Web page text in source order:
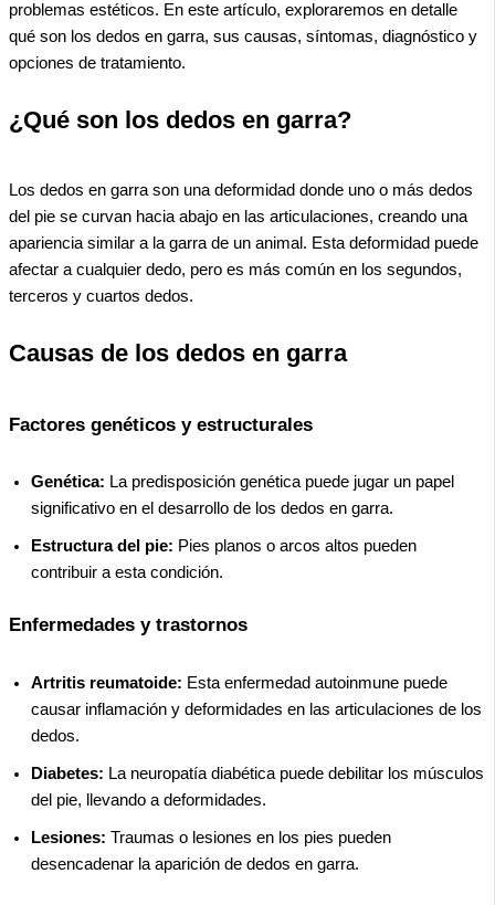
problemas estéticos. En este artículo, exploraremos en detalle
qué son los dedos en garra, sus causas, síntomas, diagnóstico y
opciones de tratamiento.
¿Qué son los dedos en garra?
Los dedos en garra son una deformidad donde uno o más dedos
del pie se curvan hacia abajo en las articulaciones, creando una
apariencia similar a la garra de un animal. Esta deformidad puede
afectar a cualquier dedo, pero es más común en los segundos,
terceros y cuartos dedos.
Causas de los dedos en garra
Factores genéticos y estructurales
Genética: La predisposición genética puede jugar un papel
significativo en el desarrollo de los dedos en garra.
Estructura del pie: Pies planos o arcos altos pueden
contribuir a esta condición.
Enfermedades y trastornos
Artritis reumatoide: Esta enfermedad autoinmune puede
causar inflamación y deformidades en las articulaciones de los
dedos.
Diabetes: La neuropatía diabética puede debilitar los músculos
del pie, llevando a deformidades.
Lesiones: Traumas o lesiones en los pies pueden
desencadenar la aparición de dedos en garra.